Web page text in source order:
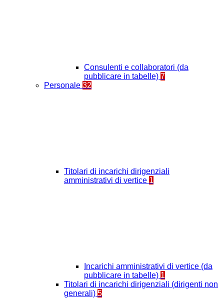
Consulenti e collaboratori (da
pubblicare in tabelle) 7
Personale 32
Titolari di incarichi dirigenziali
amministrativi di vertice 1
Incarichi amministrativi di vertice (da
pubblicare in tabelle) 1
Titolari di incarichi dirigenziali (dirigenti non
generali) 5